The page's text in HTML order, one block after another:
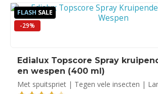
FLASH SALE
-29%
Edialux Topscore Spray
en wespen (400 ml)
Met spuitspriet | Tegen vele insecten |